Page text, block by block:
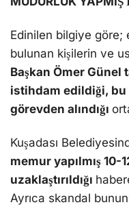
Edinilen bilgiye
bulunan kişilerin ve
Başkan Ömer Günel
istihdam edildiği, bu
görevden alındığı
Kuşadası
memur yapılmış
uzaklaştırıldığı
Ayrıca skandal